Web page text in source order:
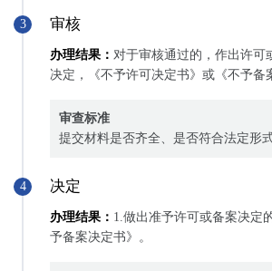
3 审核
办理结果： 对于审核通过的，作出许可
决定，《不予许可决定书》或《不予备
审查标准
提交材料是否齐全、是否符合法定形
4 决定
办理结果： 1.做出准予许可或备案决定
予备案决定书》。